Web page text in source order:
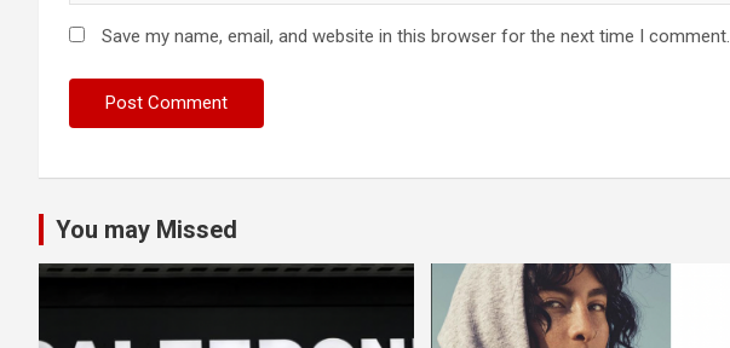
Save my name, email, and website in this browser for the next time I comment.
You may Missed